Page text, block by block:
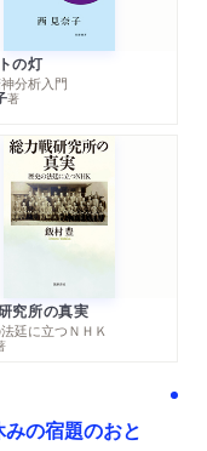
の灯
分析入門
著
究所の真実
廷に立つＮＨＫ
の宿題のおと